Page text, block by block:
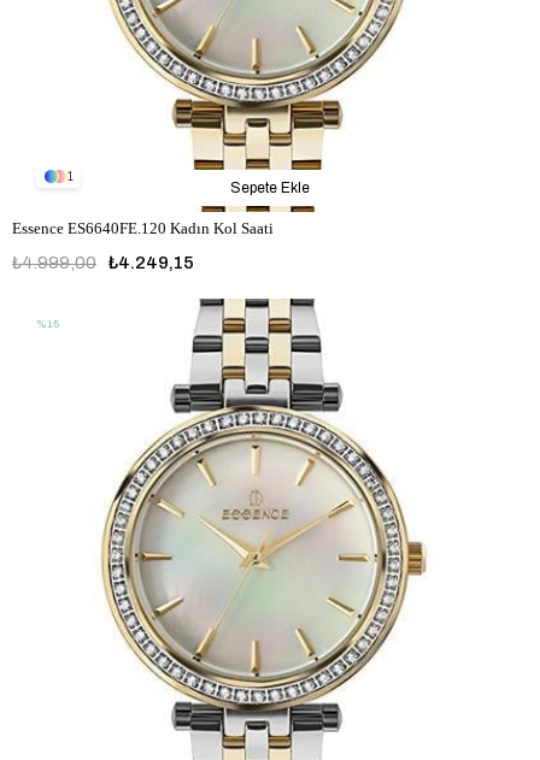
1
Essence ES6640FE.120 Kadın Kol Saati
₺4.249,15
₺4.999,00
Sepete Ekle
%15